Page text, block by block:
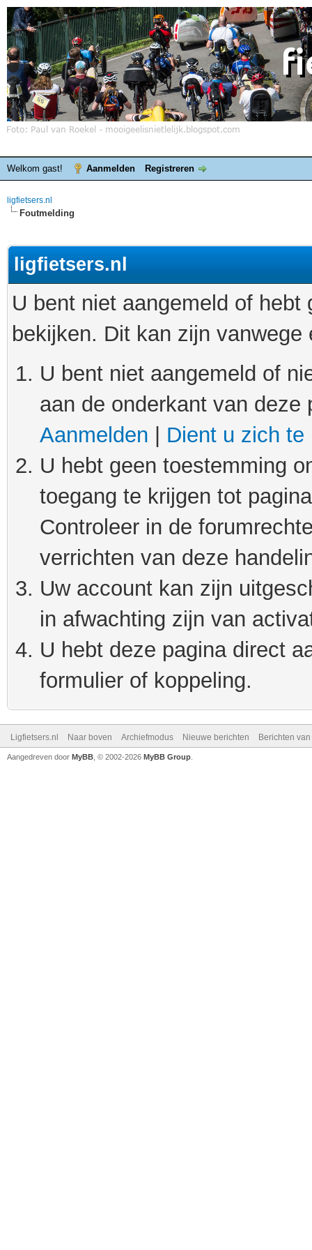
Welkom gast! Aanmelden Registreren
ligfietsers.nl
Foutmelding
ligfietsers.nl
U bent niet aangemeld of
bekijken. Dit kan zijn
U bent niet aangemeld of
aan de onderkant van
Aanmelden
Dient u zich te
U hebt geen toestemming
toegang te krijgen tot
Controleer in de
verrichten van deze
Uw account kan zijn
in afwachting zijn van
U hebt deze pagina direct
formulier of koppeling.
Ligfietsers.nl Naar boven Archiefmodus Nieuwe berichten Berichten
Aangedreven door MyBB , © 2002-2026 MyBB Group